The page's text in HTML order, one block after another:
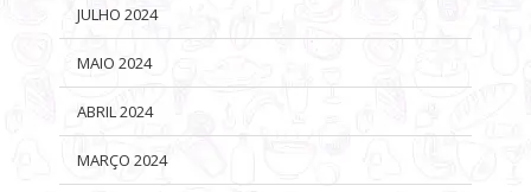
JULHO 2024
MAIO 2024
ABRIL 2024
MARÇO 2024